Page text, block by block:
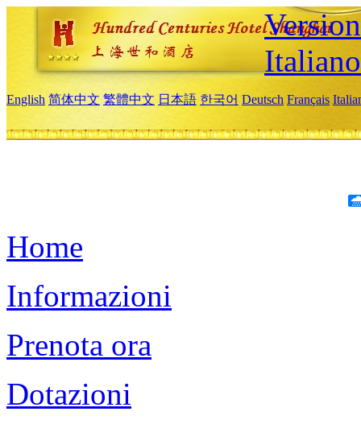
Italiano
English 简体中文 繁體中文 日本語 한국어 Deutsch Français
Home
Informazioni
Prenota ora
Dotazioni